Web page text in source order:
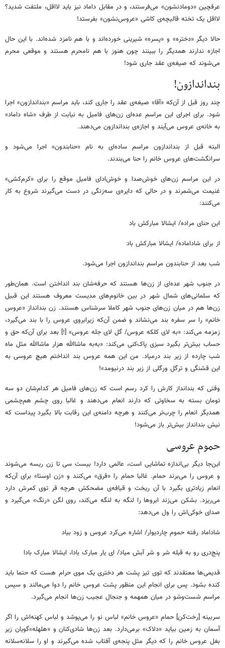
عرقچین «دومادنشون» می‌فرستند، و در مقابل داماد نیز باید لااقل، ملتفت شدید؟
لااقل یک تخته قالیچه‌ی کاشی «عروس‌نشون» بفرستد!
حالا دیگر «دختره» و «پسره» شیرینی‌ خورده‌اند و با هم نامزد شده‌اند. با این حال
اجازه ندارند همدیگر را ببینند چون هنوز با هم نامحرم هستند و موقعی محرم
می‌شوند که صیغه‌ی عقد جاری شود!
بنداندازون!
چند روز قبل از آن‌که «آقا» صیغه‌ی عقد را جاری کند، باید مراسم «بنداندازون» اجرا
شود. برای اجرای این مراسم عده‌ای زن‌های فامیل به نیابت از طرف «شاه داماد»
به خانه‌ی عروس می‌آیند و اجازه‌ی بنداندازون می‌دهند.
البته قبل از بنداندازون مراسم ساده‌ای به نام «حنابندون» اجرا می‌شود و
سرانگشت‌های عروس خانم را حنا می‌بندند.
در این مراسم زن‌های خوش‌صدا و خوش‌ادای فامیل موقع را برای «کرم‌کشی»
غنیمت می‌شمرند و در حالی که دایره‌ی سه‌زنگی در دست می‌گیرند شروع به کار
می‌کنند:
این حنای مراده/ ایشالا مبارکش باد
از برای شاداماده/ ایشالا مبارکش باد
شب بعد از حنابندون مراسم بنداندازون اجرا می‌شود.
در جنوب شهر عده‌ای از زن‌ها هستند که حرفه‌شان بند انداختن است. همان‌طور
که سلمانی‌های شمال شهر در بین خانوم‌های مدیست معروف هستند این قبیل
زن‌ها هم در میان زن‌های جنوب شهر کاملا سرشناس هستند. زن بندانداز «عروس
خانم» را سر سفره بند می‌نشاند و ضمن آن‌که زیرابروی عروس را با بند می‌گیرد،
زمزمه می‌کند: «به لای کلکه عروس/ گل لای جله عروس» [!] بعد برای آن‌که حق و
حساب بیش‌تر بگیرد سبزی پاک‌کنی می‌کند: «به‌به ماشاالله هزار ماشاالله مثل ماه
شب چارده از زیر بند درمیاد. من این همه عروس بند انداختم هیچ عروسی به
این قشنگی و ترگل ورگلی از زیر بند درنیومد»!
وقتی که بندانداز کارش را کرد رسم است که زن‌های فامیل هر کدام‌شان دو سه
تومان بسته به سخاوتی که دارند انعام می‌دهند و غالبا روی چشم هم‌چشمی
همدیگر انعام را چرب‌تر می‌کنند و هرچه دامنه‌ی این رقابت بالا بگیرد پیداست که
نیش بندانداز بیش‌تر باز می‌شود!
حموم عروسی
این‌جا دیگر بی‌اندازه تماشایی است، عالمی دارد! بیست سی تا زن ریسه می‌شوند
و عروس را می‌برند حمام. غالبا حمام را «قرق» می‌کنند و «زن اوستا» برای آن‌که
انعام زیادتری بگیرد با آن ریخت و قیافه‌ی مضحکش هرچه قر توی کمرش دارد
می‌ریزد. بشکن می‌زند ابروها را لنگه به لنگه می‌کند، روی لگن «رنگ» می‌گیرد و
صدای خوکی‌اش را ول می‌دهد:
شاداماد رفته حموم چاردیوار/ اشاره می‌کرد عروس و زود بیاد
پنج‌دری رو به قبله شر و شر آبش میاد/ ای یار مبارک بادا، ایشالا مبارک بادا
قدیمی‌ها معتقدند که توی تیز پشت هر دختری یک موی حرام هست که حتما باید
کنده بشود. پس برای انجام این منظور پشت عروس خانم را دوا می‌مالند و سپس
مراسم شست‌وشو در میان همهمه و جنجال عجیب زن‌ها انجام می‌گیرد.
سربینه‌ [رخت‌کن] حمام «عروس خانم» لباس نو را می‌پوشد و لباس کهنه‌اش را اگر
آسمان به زمین بیاید «دلاک» برمی‌دارد. بعد زن‌ها شادی‌کنان و «هلهله‌»‌گویان زیر
بغل عروس خانم را که دیگر مثل پنجه‌ی آفتاب شده می‌گیرند و او را سلانه‌سلانه